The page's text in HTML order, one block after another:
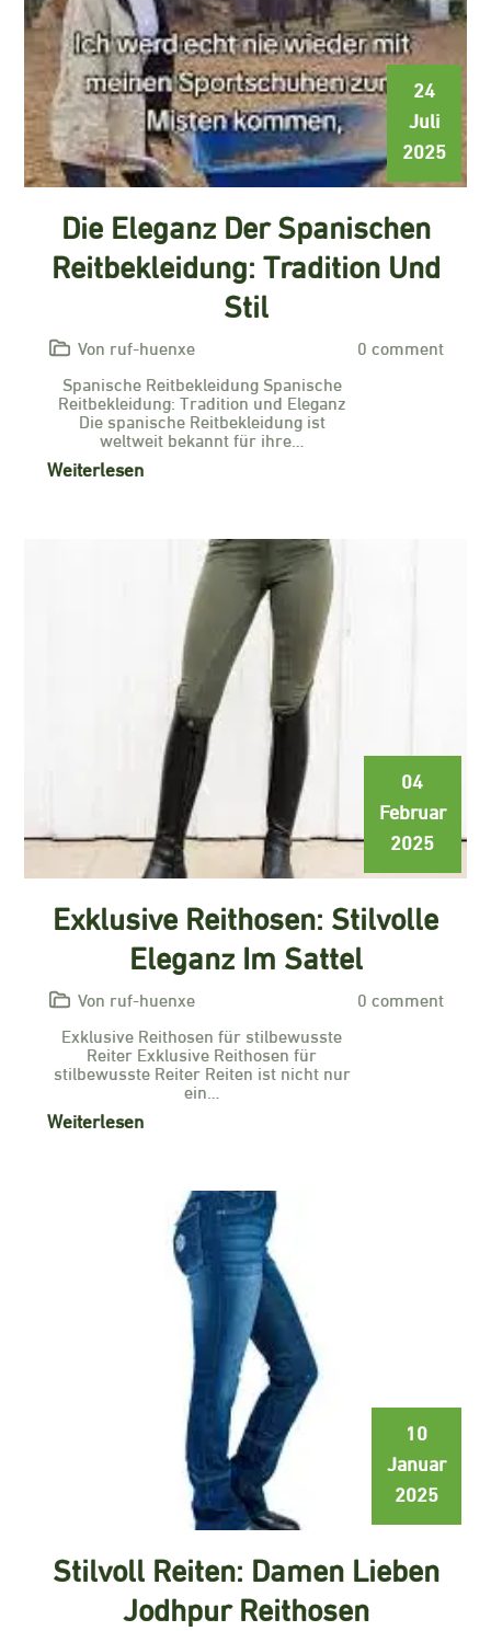
24
Juli
2025
Die Eleganz Der Spanischen
Reitbekleidung: Tradition Und
Stil
Von ruf-huenxe
0 comment
Spanische Reitbekleidung Spanische
Reitbekleidung: Tradition und Eleganz
Die spanische Reitbekleidung ist
weltweit bekannt für ihre…
Weiterlesen
04
Februar
2025
Exklusive Reithosen: Stilvolle
Eleganz Im Sattel
Von ruf-huenxe
0 comment
Exklusive Reithosen für stilbewusste
Reiter Exklusive Reithosen für
stilbewusste Reiter Reiten ist nicht nur
ein…
Weiterlesen
10
Januar
2025
Stilvoll Reiten: Damen Lieben
Jodhpur Reithosen